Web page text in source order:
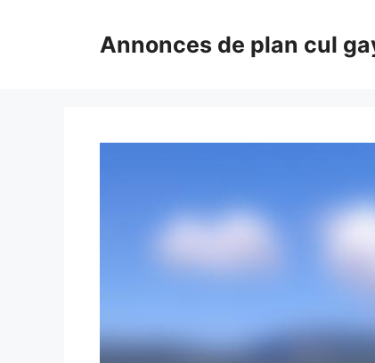
Annonces de plan cul